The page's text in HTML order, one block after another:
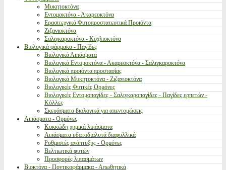
Μυκητοκτόνα
Εντομοκτόνα - Ακαρεοκτόνα
Ερασιτεχνικά Φυτοπροστατευτικά Προιόντα
Ζιζανιοκτόνα
Σαλιγκαροκτόνα - Κοχλιοκτόνα
Βιολογικά φάρμακα - Παγίδες
Βιολογικά Λιπάσματα
Βιολογικά Εντομοκτόνα - Ακαρεοκτόνα - Σαλιγκαροκτόνα
Βιολογικά προιόντα προστασίας
Βιολογικά Μυκητοκτόνα - Ζιζανιοκτόνα
Βιολογικές Φυτικές Ορμόνες
Βιολογικές Εντομοπαγίδες - Σαλιγκαροπαγίδες - Παγίδες ερπετών -
Κόλλες
Σκευάσματα βιολογικά για απεντομώσεις
Λιπάσματα - Ορμόνες
Κοκκώδη χημικά λιπάσματα
Λιπάσματα υδατοδιαλυτά διαφυλλικά
Ρυθμιστές ανάπτυξης - Ορμόνες
Βελτιωτικά φυτών
Προσφορές λιπασμάτων
Βιοκτόνα - Ποντικοφάρμακα - Απωθητικά